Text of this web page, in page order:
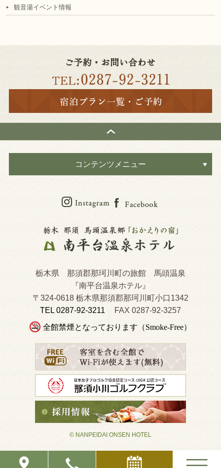
観音湯イベント情報
コンテンツメニュー
栃木県 那須郡那珂川町の旅館 馬頭温泉
『南平台温泉ホテル』
〒324-0618 栃木県那須郡那珂川町小口1342
TEL 0287-92-3211
FAX 0287-92-3257
全館禁煙となっております（Smoke-Free）
© NANPEIDAI ONSEN HOTEL